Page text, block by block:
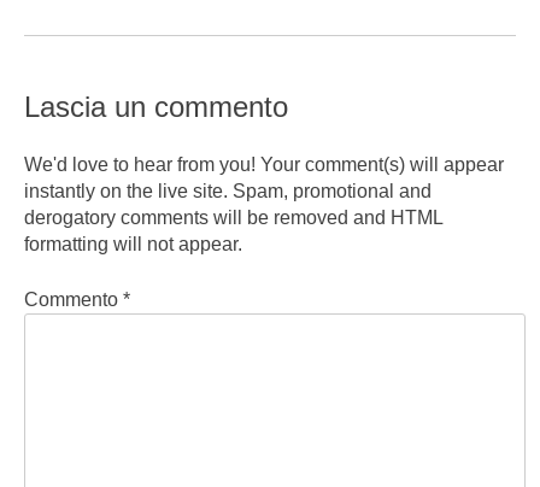
Lascia un commento
We'd love to hear from you! Your comment(s) will appear
instantly on the live site. Spam, promotional and
derogatory comments will be removed and HTML
formatting will not appear.
Commento *